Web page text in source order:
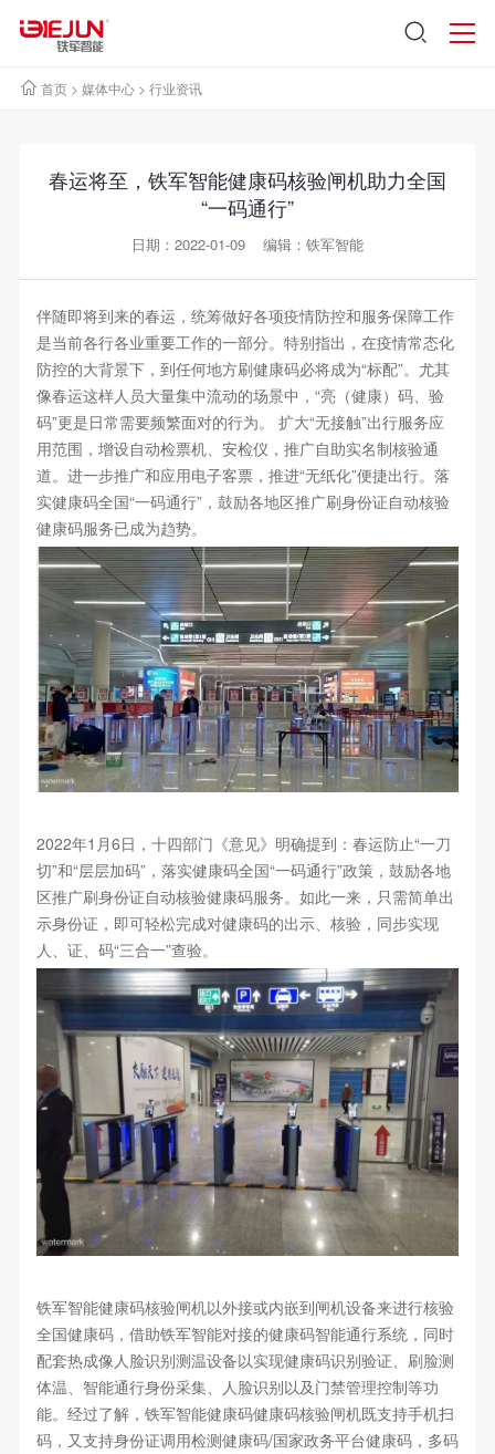
首页> 媒体中心> 行业资讯
春运将至，铁军智能健康码核验闸机助力全国
“一码通行”
日期：2022-01-09 编辑：铁军智能
伴随即将到来的春运，统筹做好各项疫情防控和服务保障工作
是当前各行各业重要工作的一部分。特别指出，在疫情常态化
防控的大背景下，到任何地方刷健康码必将成为“标配”。尤其
像春运这样人员大量集中流动的场景中，“亮（健康）码、验
码”更是日常需要频繁面对的行为。 扩大“无接触”出行服务应
用范围，增设自动检票机、安检仪，推广自助实名制核验通
道。进一步推广和应用电子客票，推进“无纸化”便捷出行。落
实健康码全国“一码通行”，鼓励各地区推广刷身份证自动核验
健康码服务已成为趋势。
2022年1月6日，十四部门《意见》明确提到：春运防止“一刀
切”和“层层加码”，落实健康码全国“一码通行”政策，鼓励各地
区推广刷身份证自动核验健康码服务。如此一来，只需简单出
示身份证，即可轻松完成对健康码的出示、核验，同步实现
人、证、码“三合一”查验。
铁军智能健康码核验闸机以外接或内嵌到闸机设备来进行核验
全国健康码，借助铁军智能对接的健康码智能通行系统，同时
配套热成像人脸识别测温设备以实现健康码识别验证、刷脸测
体温、智能通行身份采集、人脸识别以及门禁管理控制等功
能。经过了解，铁军智能健康码健康码核验闸机既支持手机扫
码，又支持身份证调用检测健康码/国家政务平台健康码，多码